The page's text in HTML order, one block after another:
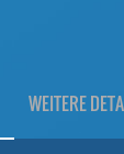
WEITERE